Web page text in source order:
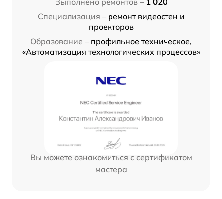
Специализация – ремонт видеостен и
проекторов
Образование – профильное техническое,
«Автоматизация технологических процессов»
Вы можете ознакомиться с сертификатом
мастера